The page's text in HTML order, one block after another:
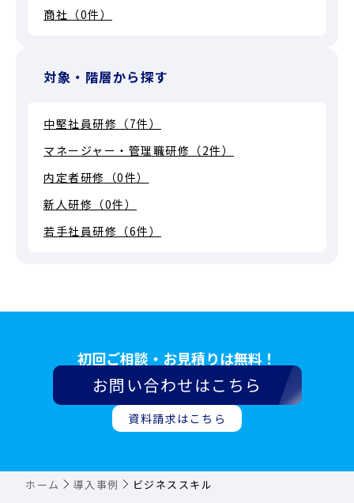
商社（0件）
対象・階層から探す
中堅社員研修（7件）
マネージャー・管理職研修（2件）
内定者研修（0件）
新人研修（0件）
若手社員研修（6件）
初回ご相談・お見積りは無料！
お問い合わせはこちら
資料請求はこちら
ホーム 導入事例 ビジネススキル